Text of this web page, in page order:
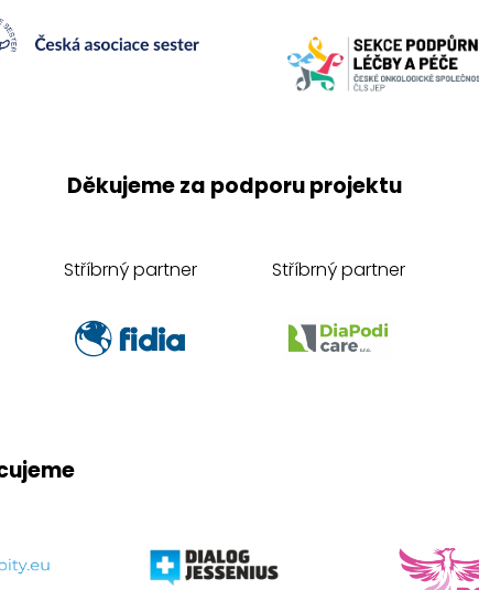
Děkujeme za podporu projektu
Stříbrný partner Stříbrný partner